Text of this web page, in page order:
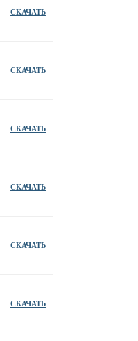
СКАЧАТЬ
СКАЧАТЬ
СКАЧАТЬ
СКАЧАТЬ
СКАЧАТЬ
СКАЧАТЬ